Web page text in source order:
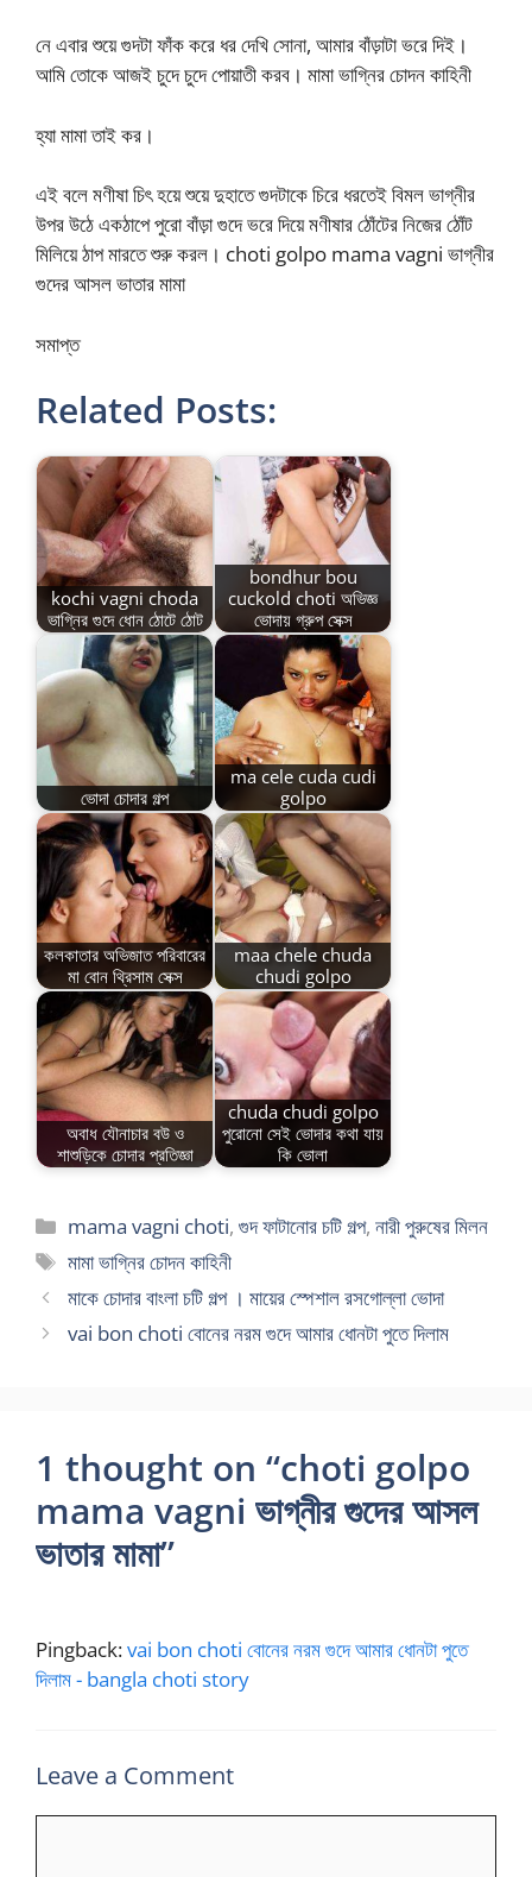
নে এবার শুয়ে গুদটা ফাঁক করে ধর দেখি সোনা, আমার বাঁড়াটা ভরে দিই।
আমি তোকে আজই চুদে চুদে পোয়াতী করব। মামা ভাগ্নির চোদন কাহিনী
হ্যা মামা তাই কর।
এই বলে মণীষা চিৎ হয়ে শুয়ে দুহাতে গুদটাকে চিরে ধরতেই বিমল ভাগ্নীর
উপর উঠে একঠাপে পুরো বাঁড়া গুদে ভরে দিয়ে মণীষার ঠোঁটের নিজের ঠোঁট
মিলিয়ে ঠাপ মারতে শুরু করল। choti golpo mama vagni ভাগ্নীর
গুদের আসল ভাতার মামা
সমাপ্ত
Related Posts:
kochi vagni choda
ভাগ্নির গুদে ধোন ঠোটে ঠোট
bondhur bou
cuckold choti অভিজ্ঞ
ভোদায় গ্রুপ সেক্স
ভোদা চোদার গল্প
ma cele cuda cudi
golpo
কলকাতার অভিজাত পরিবারের
মা বোন থ্রিসাম সেক্স
maa chele chuda
chudi golpo
অবাধ যৌনাচার বউ ও
শাশুড়িকে চোদার প্রতিজ্ঞা
chuda chudi golpo
পুরোনো সেই ভোদার কথা যায়
কি ভোলা
Categories
mama vagni choti,গুদ ফাটানোর চটি গল্প,নারী পুরুষের মিলন
Tags
মামা ভাগ্নির চোদন কাহিনী
মাকে চোদার বাংলা চটি গল্প । মায়ের স্পেশাল রসগোল্লা ভোদা
vai bon choti বোনের নরম গুদে আমার ধোনটা পুতে দিলাম
1 thought on “choti golpo
mama vagni ভাগ্নীর গুদের আসল
ভাতার মামা”
Pingback:vai bon choti বোনের নরম গুদে আমার ধোনটা পুতে
দিলাম - bangla choti story
Leave a Comment